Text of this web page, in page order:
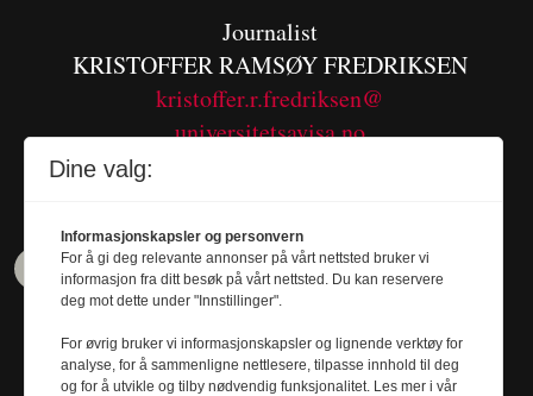
Journalist
KRISTOFFER RAMSØY FREDRIKSEN
kristoffer.r.fredriksen@
universitetsavisa.no
Dine valg:
Informasjonskapsler og personvern
For å gi deg relevante annonser på vårt nettsted bruker vi
informasjon fra ditt besøk på vårt nettsted. Du kan reservere
deg mot dette under "Innstillinger".
For øvrig bruker vi informasjonskapsler og lignende verktøy for
analyse, for å sammenligne nettlesere, tilpasse innhold til deg
og for å utvikle og tilby nødvendig funksjonalitet. Les mer i vår